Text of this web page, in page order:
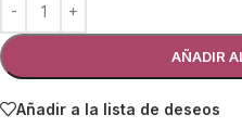
AÑADIR
Añadir a la lista de deseos